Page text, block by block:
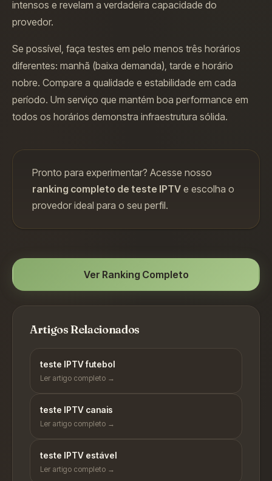
intensos e revelam a verdadeira capacidade do
provedor.
Se possível, faça testes em pelo menos três horários
diferentes: manhã (baixa demanda), tarde e horário
nobre. Compare a qualidade e estabilidade em cada
período. Um serviço que mantém boa performance em
todos os horários demonstra infraestrutura sólida.
Pronto para experimentar? Acesse nosso
ranking completo de teste IPTV e escolha o
provedor ideal para o seu perfil.
Ver Ranking Completo
Artigos Relacionados
teste IPTV futebol
Ler artigo completo →
teste IPTV canais
Ler artigo completo →
teste IPTV estável
Ler artigo completo →